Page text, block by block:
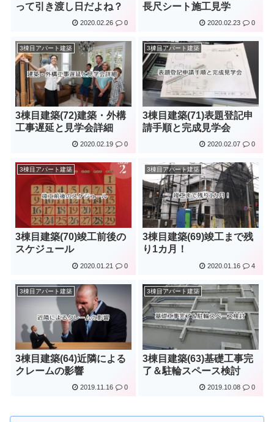
って引き渡し日だよね？
2020.02.26 0
長尺シート施工見学
2020.02.23 0
3棟目アパート建築
3棟目建築(72)建築・外構
工事遅延と見学会詳細
2020.02.19 0
3棟目アパート建築
3棟目建築(71)表題登記申
請手順と完成見学会
2020.02.07 0
3棟目アパート建築
3棟目建築(70)竣工前後の
スケジュール
2020.01.21 0
3棟目アパート建築
3棟目建築(69)竣工まで残
り1カ月！
2020.01.16 4
3棟目アパート建築
3棟目建築(64)近隣による
クレームの影響
2019.11.16 0
3棟目アパート建築
3棟目建築(63)基礎工事完
了＆駐輪スペース検討
2019.10.08 0